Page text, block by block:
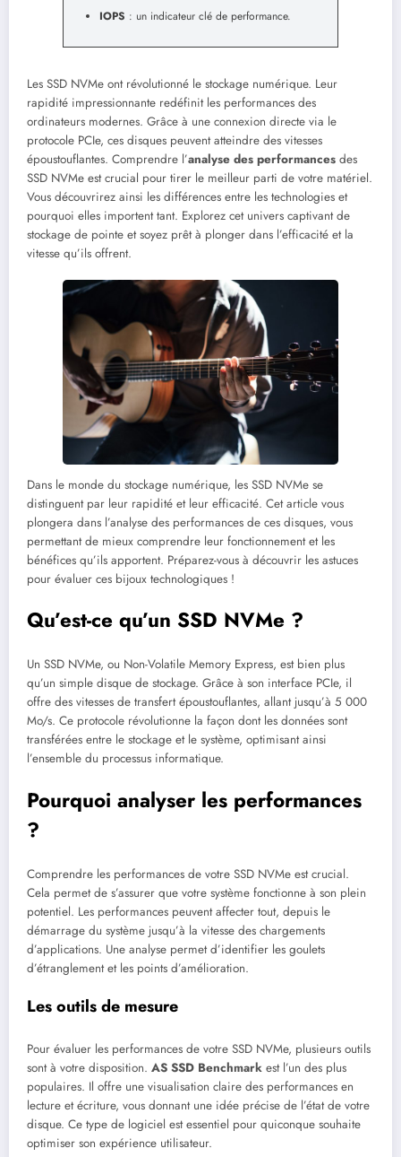
IOPS : un indicateur clé de performance.
Les SSD NVMe ont révolutionné le stockage numérique. Leur
rapidité impressionnante redéfinit les performances des
ordinateurs modernes. Grâce à une connexion directe via le
protocole PCIe, ces disques peuvent atteindre des vitesses
époustouflantes. Comprendre l’analyse des performances des
SSD NVMe est crucial pour tirer le meilleur parti de votre matériel.
Vous découvrirez ainsi les différences entre les technologies et
pourquoi elles importent tant. Explorez cet univers captivant de
stockage de pointe et soyez prêt à plonger dans l’efficacité et la
vitesse qu’ils offrent.
Dans le monde du stockage numérique, les SSD NVMe se
distinguent par leur rapidité et leur efficacité. Cet article vous
plongera dans l’analyse des performances de ces disques, vous
permettant de mieux comprendre leur fonctionnement et les
bénéfices qu’ils apportent. Préparez-vous à découvrir les astuces
pour évaluer ces bijoux technologiques !
Qu’est-ce qu’un SSD NVMe ?
Un SSD NVMe, ou Non-Volatile Memory Express, est bien plus
qu’un simple disque de stockage. Grâce à son interface PCIe, il
offre des vitesses de transfert époustouflantes, allant jusqu’à 5 000
Mo/s. Ce protocole révolutionne la façon dont les données sont
transférées entre le stockage et le système, optimisant ainsi
l’ensemble du processus informatique.
Pourquoi analyser les performances
?
Comprendre les performances de votre SSD NVMe est crucial.
Cela permet de s’assurer que votre système fonctionne à son plein
potentiel. Les performances peuvent affecter tout, depuis le
démarrage du système jusqu’à la vitesse des chargements
d’applications. Une analyse permet d’identifier les goulets
d’étranglement et les points d’amélioration.
Les outils de mesure
Pour évaluer les performances de votre SSD NVMe, plusieurs outils
sont à votre disposition. AS SSD Benchmark est l’un des plus
populaires. Il offre une visualisation claire des performances en
lecture et écriture, vous donnant une idée précise de l’état de votre
disque. Ce type de logiciel est essentiel pour quiconque souhaite
optimiser son expérience utilisateur.